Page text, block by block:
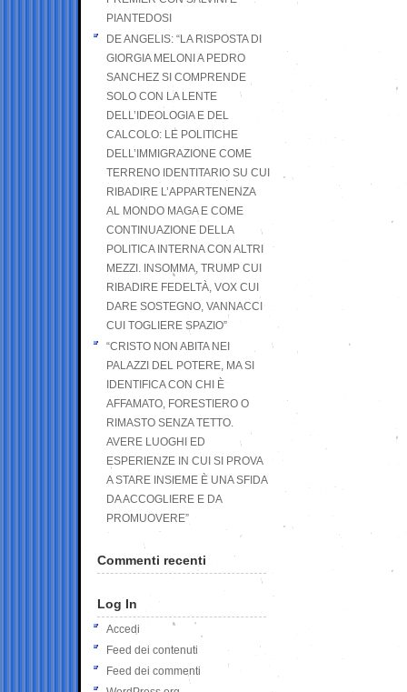
PIANTEDOSI
DE ANGELIS: “LA RISPOSTA DI
GIORGIA MELONI A PEDRO
SANCHEZ SI COMPRENDE
SOLO CON LA LENTE
DELL’IDEOLOGIA E DEL
CALCOLO: LE POLITICHE
DELL’IMMIGRAZIONE COME
TERRENO IDENTITARIO SU CUI
RIBADIRE L’APPARTENENZA
AL MONDO MAGA E COME
CONTINUAZIONE DELLA
POLITICA INTERNA CON ALTRI
MEZZI. INSOMMA, TRUMP CUI
RIBADIRE FEDELTÀ, VOX CUI
DARE SOSTEGNO, VANNACCI
CUI TOGLIERE SPAZIO”
“CRISTO NON ABITA NEI
PALAZZI DEL POTERE, MA SI
IDENTIFICA CON CHI È
AFFAMATO, FORESTIERO O
RIMASTO SENZA TETTO.
AVERE LUOGHI ED
ESPERIENZE IN CUI SI PROVA
A STARE INSIEME È UNA SFIDA
DA ACCOGLIERE E DA
PROMUOVERE”
Commenti recenti
Log In
Accedi
Feed dei contenuti
Feed dei commenti